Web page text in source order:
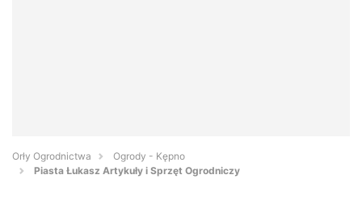
Orły Ogrodnictwa
Ogrody - Kępno
Piasta Łukasz Artykuły i Sprzęt Ogrodniczy